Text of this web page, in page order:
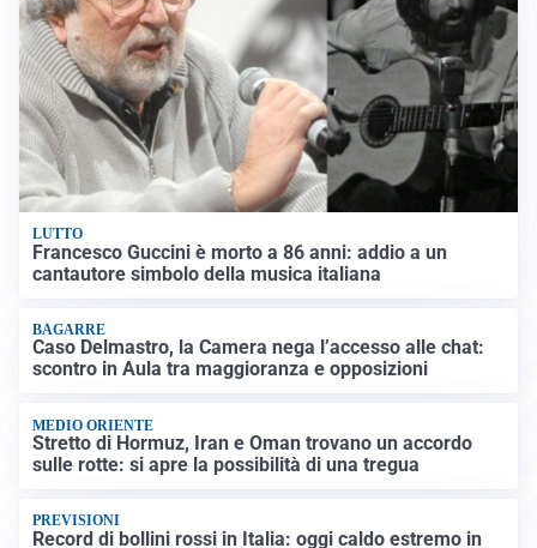
LUTTO
Francesco Guccini è morto a 86 anni: addio a un
cantautore simbolo della musica italiana
BAGARRE
Caso Delmastro, la Camera nega l’accesso alle chat:
scontro in Aula tra maggioranza e opposizioni
MEDIO ORIENTE
Stretto di Hormuz, Iran e Oman trovano un accordo
sulle rotte: si apre la possibilità di una tregua
PREVISIONI
Record di bollini rossi in Italia: oggi caldo estremo in